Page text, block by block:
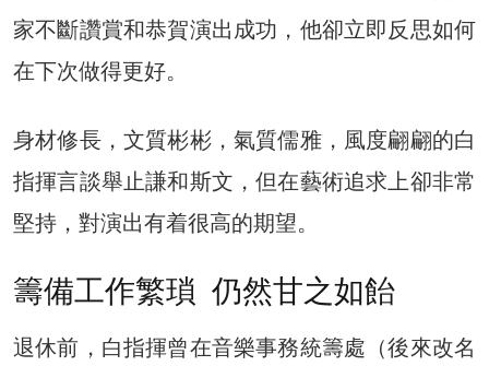
家不斷讚賞和恭賀演出成功，他卻立即反思如何
在下次做得更好。
身材修長，文質彬彬，氣質儒雅，風度翩翩的白
指揮言談舉止謙和斯文，但在藝術追求上卻非常
堅持，對演出有着很高的期望。
籌備工作繁瑣 仍然甘之如飴
退休前，白指揮曾在音樂事務統籌處（後來改名